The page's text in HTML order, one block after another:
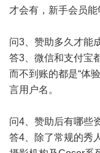
才会有，新手会员能
问3、赞助多久才能
答3、微信和支付宝
而不到账的都是“体
言用户名。
问4、赞助后有哪些
答4、除了常规的秀